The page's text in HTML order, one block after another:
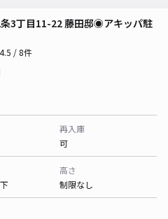
3丁目11-22 藤田邸◉アキッパ駐
4.5 / 8件
再入庫
可
高さ
制限なし